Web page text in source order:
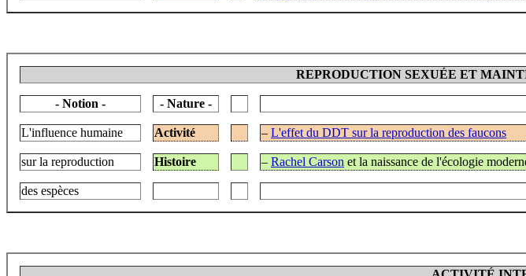
REPRODUCTION SEXUÉE ET
- Notion - - Nature -
L'influence humaine Activité – L'effet du DDT sur la reproduction des faucons
sur la reproduction Histoire – Rachel Carson et la naissance de l'écologie
des espèces